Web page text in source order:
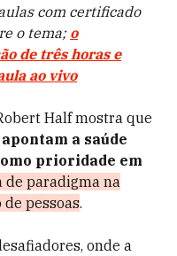
com certificado
o tema; o
de três horas e
ao vivo
Half mostra que
a saúde
prioridade em
de paradigma na
de pessoas.
onde a